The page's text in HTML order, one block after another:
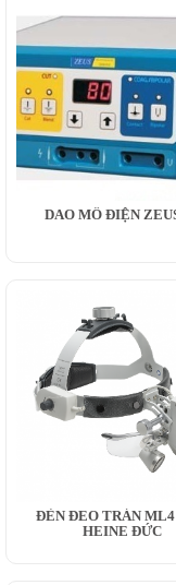
DAO MỔ ĐIỆN
ĐÈN ĐEO TRÁN
HEINE ĐỨC